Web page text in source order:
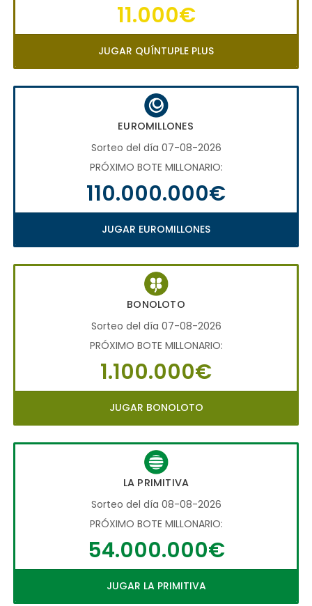
11.000€
JUGAR QUÍNTUPLE PLUS
EUROMILLONES
Sorteo del día 07-08-2026
PRÓXIMO BOTE MILLONARIO:
110.000.000€
JUGAR EUROMILLONES
BONOLOTO
Sorteo del día 07-08-2026
PRÓXIMO BOTE MILLONARIO:
1.100.000€
JUGAR BONOLOTO
LA PRIMITIVA
Sorteo del día 08-08-2026
PRÓXIMO BOTE MILLONARIO:
54.000.000€
JUGAR LA PRIMITIVA